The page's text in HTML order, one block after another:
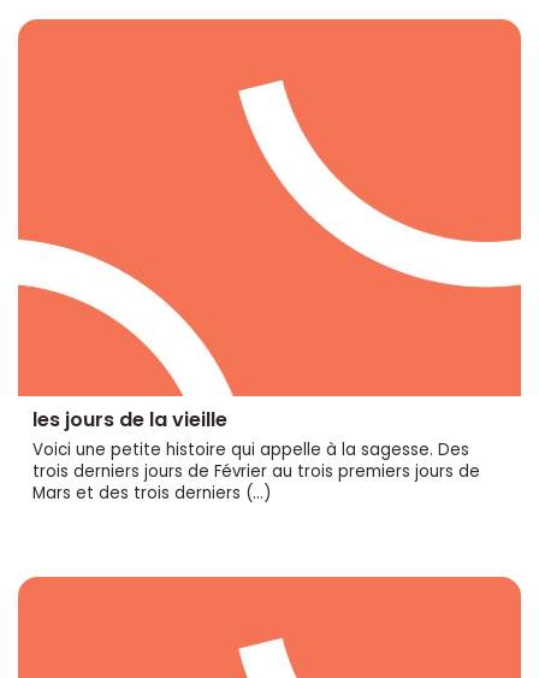
les jours de la vieille
Voici une petite histoire qui appelle à la sagesse. Des
trois derniers jours de Février au trois premiers jours de
Mars et des trois derniers (…)